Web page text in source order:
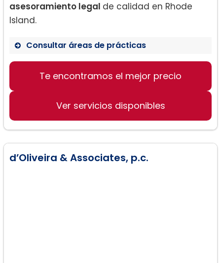
asesoramiento legal de calidad en Rhode
Island.
Consultar áreas de prácticas
Asesoramiento jurídico personalizado
Rápida resolución de casos
Te encontramos el mejor precio
Ver servicios disponibles
d’Oliveira & Associates, p.c.